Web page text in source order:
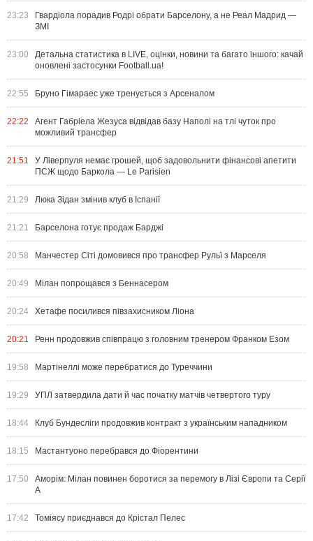
23:23
Гвардіола порадив Родрі обрати Барселону, а не Реал Мадрид —
ЗМІ
23:00
Детальна статистика в LIVE, оцінки, новини та багато іншого: качай
оновлені застосунки Football.ua!
22:55 Бруно Гімараес уже тренується з Арсеналом
22:22
Агент Габріела Жезуса відвідав базу Наполі на тлі чуток про
можливий трансфер
21:51
У Ліверпуля немає грошей, щоб задовольнити фінансові апетити
ПСЖ щодо Баркола — Le Parisien
21:29 Люка Зідан змінив клуб в Іспанії
21:21 Барселона готує продаж Барджі
20:58 Манчестер Сіті домовився про трансфер Рульї з Марселя
20:49 Мілан попрощався з Беннасером
20:24 Хетафе посилився півзахисником Ліона
20:21 Ренн продовжив співпрацю з головним тренером Франком Езом
19:58 Мартінеллі може перебратися до Туреччини
19:29 УПЛ затвердила дати й час початку матчів четвертого туру
18:44 Клуб Бундесліги продовжив контракт з українським нападником
18:15 Мастантуоно перебрався до Фіорентини
17:50
Аморім: Мілан повинен боротися за перемогу в Лізі Європи та Серії
А
17:42 Томіясу приєднався до Крістал Пелес